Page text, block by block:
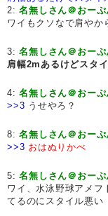
2:名無しさん＠おーぷ
ワイもクソなで肩やか
3:名無しさん＠おーぷ
肩幅2mあるけどスタ
4:名無しさん＠おーぷ
>>3 うせやろ？
8:名無しさん＠おーぷ
>>3 おはぬりかべ
5:名無しさん＠おーぷ
ワイ、水泳野球アメフ
てるのにスタイル悪い